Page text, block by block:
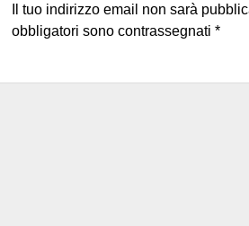
Il tuo indirizzo email non sarà
obbligatori sono contrassegnati *